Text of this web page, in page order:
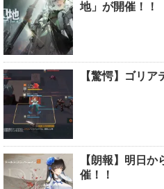
地」が開催！！
【驚愕】ゴリ
【朗報】明日
催！！